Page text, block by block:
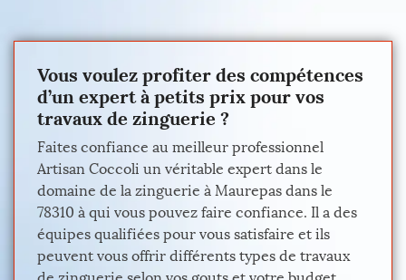
Vous voulez profiter des compétences
d’un expert à petits prix pour vos
travaux de zinguerie ?
Faites confiance au meilleur professionnel
Artisan Coccoli un véritable expert dans le
domaine de la zinguerie à Maurepas dans le
78310 à qui vous pouvez faire confiance. Il a des
équipes qualifiées pour vous satisfaire et ils
peuvent vous offrir différents types de travaux